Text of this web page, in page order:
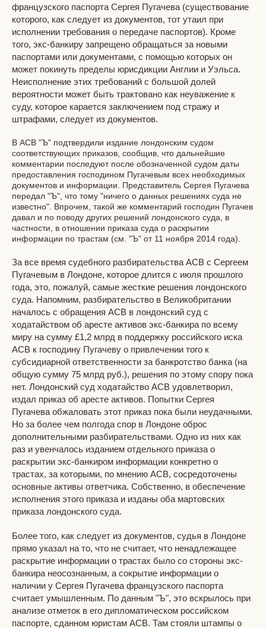
французского паспорта Сергея Пугачева (существование
которого, как следует из документов, тот утаил при
исполнении требования о передаче паспортов). Кроме
того, экс-банкиру запрещено обращаться за новыми
паспортами или документами, с помощью которых он
может покинуть пределы юрисдикции Англии и Уэльса.
Неисполнение этих требований с большой долей
вероятности может быть трактовано как неуважение к
суду, которое карается заключением под стражу и
штрафами, следует из документов.
В АСВ "Ъ" подтвердили издание лондонским судом
соответствующих приказов, сообщив, что дальнейшие
комментарии последуют после обозначенной судом даты
предоставления господином Пугачевым всех необходимых
документов и информации. Представитель Сергея Пугачева
передал "Ъ", что тому "ничего о данных решениях суда не
известно". Впрочем, такой же комментарий господин Пугачев
давал и по поводу других решений лондонского суда, в
частности, в отношении приказа суда о раскрытии
информации по трастам (см. "Ъ" от 11 ноября 2014 года).
За все время судебного разбирательства АСВ с Сергеем
Пугачевым в Лондоне, которое длится с июля прошлого
года, это, пожалуй, самые жесткие решения лондонского
суда. Напомним, разбирательство в Великобритании
началось с обращения АСВ в лондонский суд с
ходатайством об аресте активов экс-банкира по всему
миру на сумму £1,2 млрд в поддержку российского иска
АСВ к господину Пугачеву о привлечении того к
субсидиарной ответственности за банкротство банка (на
общую сумму 75 млрд руб.), решения по этому спору пока
нет. Лондонский суд ходатайство АСВ удовлетворил,
издал приказ об аресте активов. Попытки Сергея
Пугачева обжаловать этот приказ пока были неудачными.
Но за более чем полгода спор в Лондоне оброс
дополнительными разбирательствами. Одно из них как
раз и увенчалось изданием отдельного приказа о
раскрытии экс-банкиром информации конкретно о
трастах, за которыми, по мнению АСВ, сосредоточены
основные активы ответчика. Собственно, в обеспечение
исполнения этого приказа и изданы оба мартовских
приказа лондонского суда.
Более того, как следует из документов, судья в Лондоне
прямо указал на то, что не считает, что ненадлежащее
раскрытие информации о трастах было со стороны экс-
банкира неосознанным, а сокрытие информации о
наличии у Сергея Пугачева французского паспорта
считает умышленным. По данным "Ъ", это вскрылось при
анализе отметок в его дипломатическом российском
паспорте, сданном юристам АСВ. Там стояли штампы о